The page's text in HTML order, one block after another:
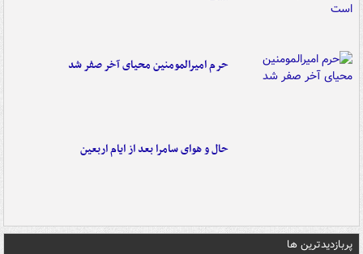
حرم امیرالمومنین محیای آخر صفر شد
حال و هوای سامرا بعد از ایام اربعین
پربازدیدترین ها